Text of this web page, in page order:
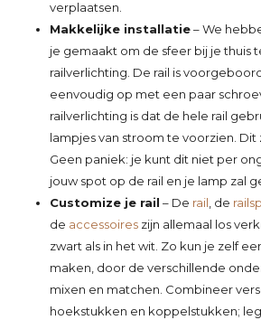
verplaatsen.
Makkelijke installatie– We
je gemaakt om de sfeer bij je thuis
railverlichting. De rail is
eenvoudig op met een paar
railverlichting is dat de hele rail
lampjes van stroom te voorzien. Dit
Geen paniek: je kunt dit niet per
jouw spot op de rail en je lamp zal
Customize je rail – De rail , de
de accessoires zijn allemaal los
zwart als in het wit. Zo kun je zelf
maken, door de verschillende
mixen en matchen. Combineer
hoekstukken en koppelstukken;